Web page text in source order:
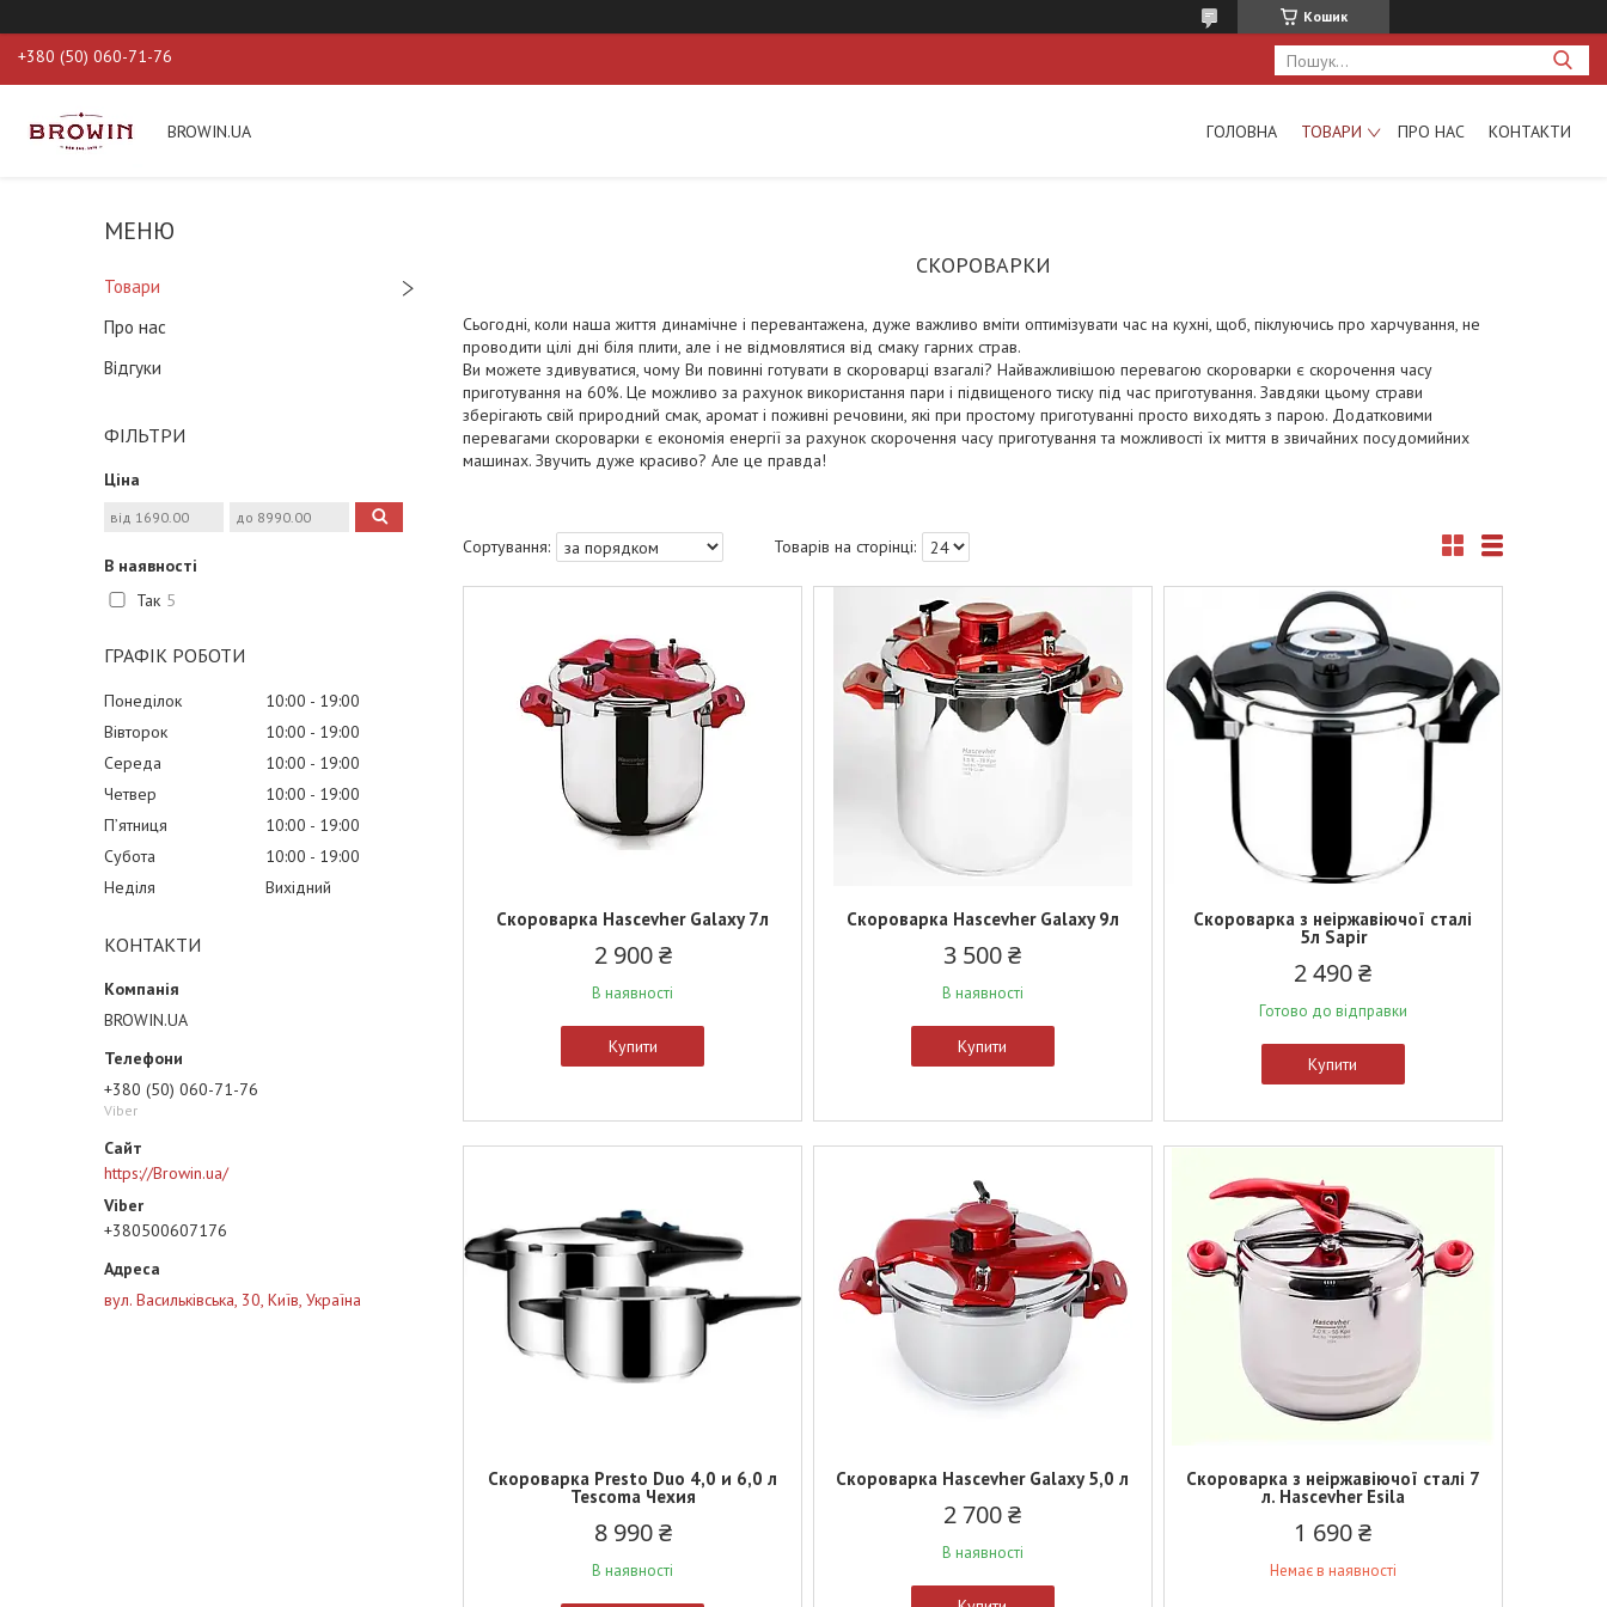
Кошик
+380 (50) 060-71-76
BROWIN.UA ГОЛОВНА ТОВАРИ ПРО НАС КОНТАКТИ
Товари
Про нас
Відгуки
ФІЛЬТРИ
Ціна
В наявності
Так 5
ГРАФІК РОБОТИ
Понеділок 10:00
19:00
Вівторок
10:00
19:00
Середа
10:00
19:00
Четвер
10:00
19:00
Пʼятниця
10:00
19:00
Субота
10:00
19:00
Неділя
Вихідний
КОНТАКТИ
BROWIN.UA
+380 (50) 060-71-76
Viber
https://Browin.ua/
+380500607176
вул. Васильківська, 30, Київ, Україна
СКОРОВАРКИ
Сьогодні, коли наша життя динамічне і перевантажена, дуже важливо вміти оптимізувати час на кухні, щоб, піклуючись про харчування, не
проводити цілі дні біля плити, але і не відмовлятися від смаку гарних страв.
Ви можете здивуватися, чому Ви повинні готувати в скороварці взагалі? Найважливішою перевагою скороварки є скорочення часу
приготування на 60%. Це можливо за рахунок використання пари і підвищеного тиску під час приготування. Завдяки цьому страви
зберігають свій природний смак, аромат і поживні речовини, які при простому приготуванні просто виходять з парою. Додатковими
перевагами скороварки є економія енергії за рахунок скорочення часу приготування та можливості їх миття в звичайних посудомийних
машинах. Звучить дуже красиво? Але це правда!
Скороварка Hascevher Galaxy 7л
2 900 ₴
В наявності
Купити
Скороварка Hascevher Galaxy 9л
3 500 ₴
В наявності
Купити
Скороварка з неіржавіючої сталі
5л Sapir
2 490 ₴
Готово до відправки
Купити
Скороварка Presto Duo 4,0 и 6,0 л
Tescoma Чехия
8 990 ₴
В наявності
Скороварка Hascevher Galaxy 5,0 л
2 700 ₴
В наявності
Скороварка з неіржавіючої сталі 7
л. Hascevher Esila
1 690 ₴
Немає в наявності